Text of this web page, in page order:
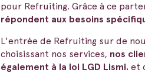
pour Refruiting. Grâce à ce
répondent aux besoins
L'entrée de Refruiting sur de
choisissant nos services, nos
également à la loi LGD Lismi. et